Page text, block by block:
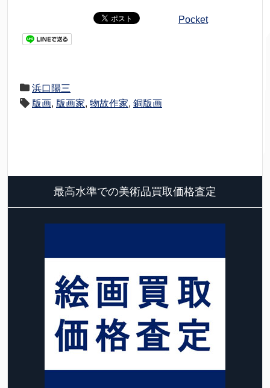
Pocket
浜口陽三
版画, 版画家, 物故作家, 銅版画
最高水準での美術品買取価格査定